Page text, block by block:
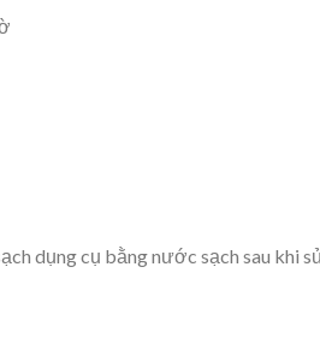
dụng cụ bằng nước sạch sau khi